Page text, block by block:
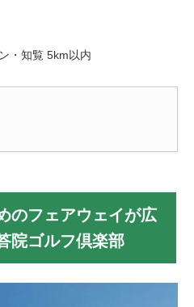
・知覧 5km以内
のフェアウェイが広
院ゴルフ倶楽部